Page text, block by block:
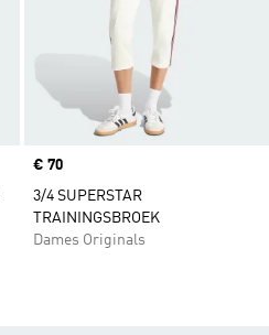
Price
€ 70
3/4 SUPERSTAR
TRAININGSBROEK
Dames Originals